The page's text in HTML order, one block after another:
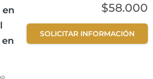
en
$58.000
SOLICITAR INFORMACIÓN